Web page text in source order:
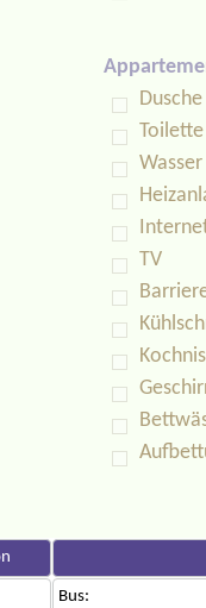
Dusche
Toilette
Wasser
TV
Bus: